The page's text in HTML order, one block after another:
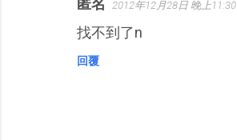
匿名 2012年12月28日 晚上11:30
找不到了n
回覆